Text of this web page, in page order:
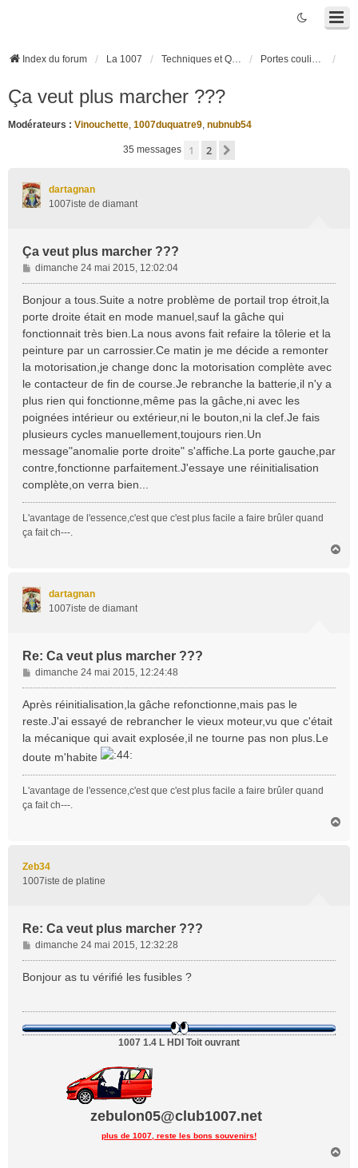
Index du forum La 1007 Techniques et Questions Portes coulissantes électriques
Ça veut plus marcher ???
Modérateurs : Vinouchette, 1007duquatre9, nubnub54
35 messages 1 2
dartagnan
1007iste de diamant
Ça veut plus marcher ???
M
e
s
g
e
dimanche 24 mai 2015, 12:02:04
Bonjour a tous.Suite a notre problème de portail trop étroit,la
porte droite était en mode manuel,sauf la gâche qui
fonctionnait très bien.La nous avons fait refaire la tôlerie et la
peinture par un carrossier.Ce matin je me décide a remonter
la motorisation,je change donc la motorisation complète avec
le contacteur de fin de course.Je rebranche la batterie,il n'y a
plus rien qui fonctionne,même pas la gâche,ni avec les
poignées intérieur ou extérieur,ni le bouton,ni la clef.Je fais
plusieurs cycles manuellement,toujours rien.Un
message"anomalie porte droite" s'affiche.La porte gauche,par
contre,fonctionne parfaitement.J'essaye une réinitialisation
complète,on verra bien...
L'avantage de l'essence,c'est que c'est plus facile a faire brûler quand
ça fait ch---.
dartagnan
1007iste de diamant
Re: Ca veut plus marcher ???
M
e
s
g
e
dimanche 24 mai 2015, 12:24:48
Après réinitialisation,la gâche refonctionne,mais pas le
reste.J'ai essayé de rebrancher le vieux moteur,vu que c'était
la mécanique qui avait explosée,il ne tourne pas non plus.Le
doute m'habite
L'avantage de l'essence,c'est que c'est plus facile a faire brûler quand
ça fait ch---.
Zeb34
1007iste de platine
Re: Ca veut plus marcher ???
M
e
s
e
dimanche 24 mai 2015, 12:32:28
Bonjour as tu vérifié les fusibles ?
1007 1.4 L HDI Toit ouvrant
zebulon05@club1007.net
plus de 1007, reste les bons souvenirs!